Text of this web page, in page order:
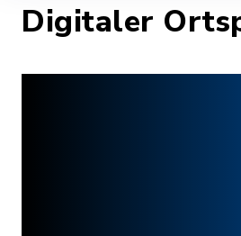
Digitaler